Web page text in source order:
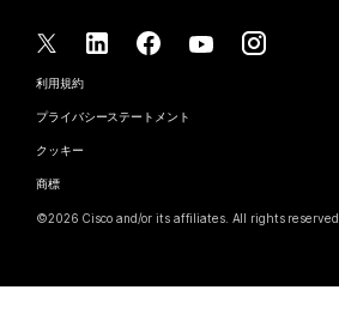
Contact Center
アクセサリ
フロントライン
Webex Community
セールスに問い合わせ
キャリア
利用規約
プライバシーステートメント
クッキー
商標
©2026 Cisco and/or its affiliates. All rights reserved.